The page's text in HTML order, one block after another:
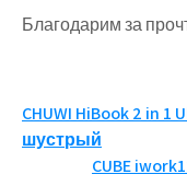
Благодарим за
по
CHUWI HiBook 2 in
шустрый
CUBE